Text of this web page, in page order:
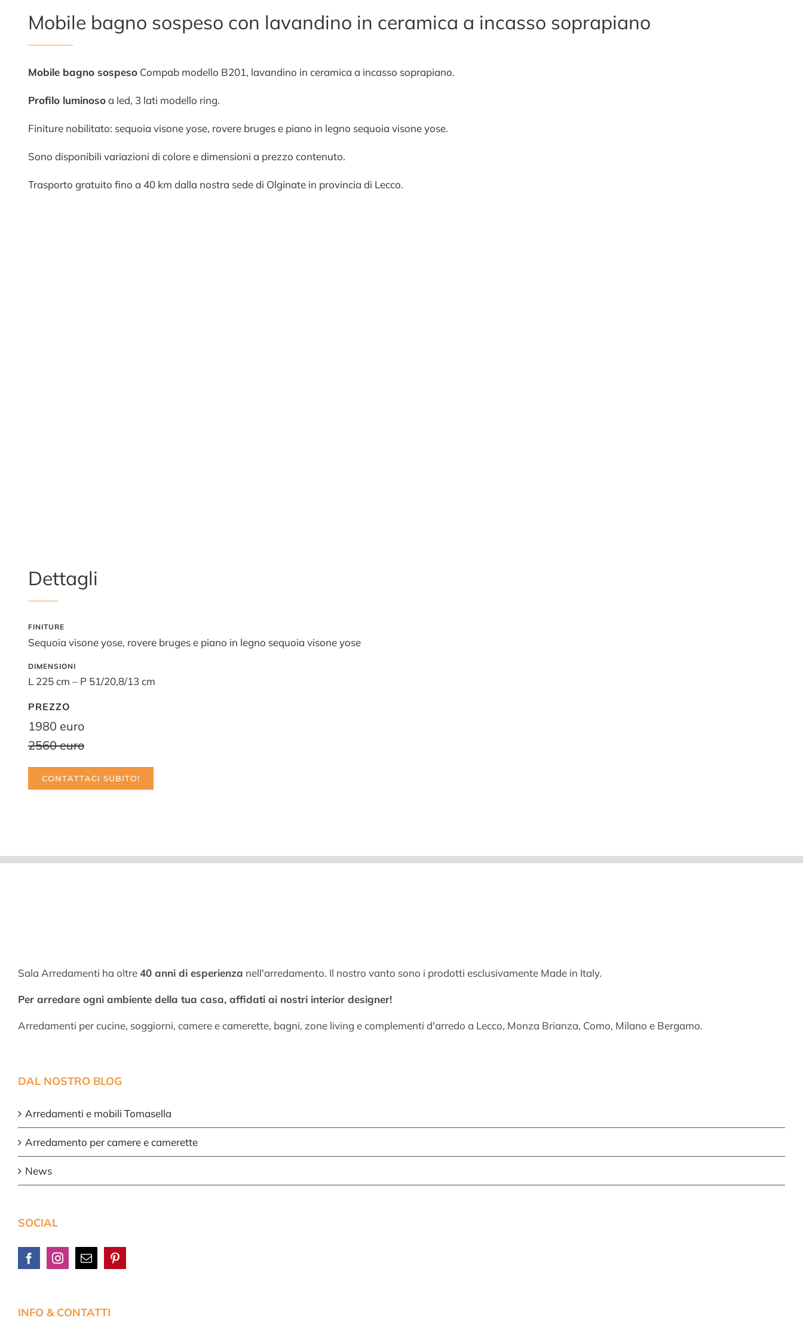
Mobile bagno sospeso con lavandino in ceramica a incasso soprapiano
Mobile bagno sospeso Compab modello B201, lavandino in ceramica a incasso soprapiano.
Profilo luminosoa led, 3 lati modello ring.
Finiture nobilitato: sequoia visone yose, rovere bruges e piano in legno sequoia visone yose.
Sono disponibili variazioni di colore e dimensioni a prezzo contenuto.
Trasporto gratuito fino a 40 km dalla nostra sede di Olginate in provincia di Lecco.
Dettagli
FINITURE
Sequoia visone yose, rovere bruges e piano in legno sequoia visone yose
DIMENSIONI
L 225 cm – P 51/20,8/13 cm
PREZZO
1980 euro
2560 euro
CONTATTACI SUBITO!
Sala Arredamenti ha oltre40 anni di esperienza nell'arredamento. Il nostro vanto sono i prodotti esclusivamente Made in Italy.
Per arredare ogni ambiente della tua casa, affidati ai nostri interior designer!
Arredamenti per cucine, soggiorni, camere e camerette, bagni, zone living e complementi d'arredo a Lecco, Monza Brianza, Como, Milano e Bergamo.
DAL NOSTRO BLOG
Arredamenti e mobili Tomasella
Arredamento per camere e camerette
News
SOCIAL
INFO & CONTATTI